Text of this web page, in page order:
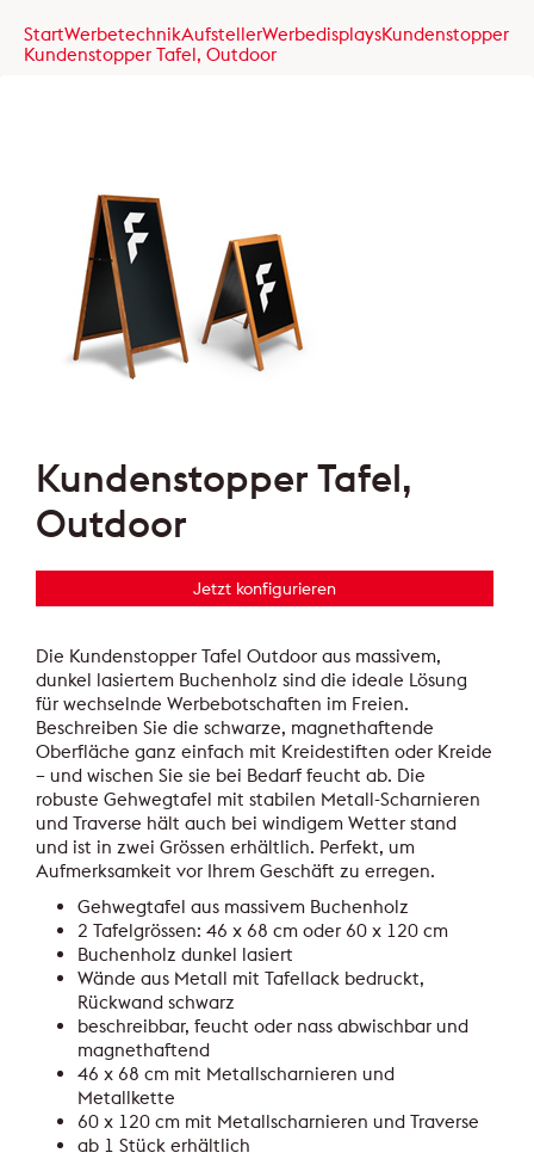
StartWerbetechnikAufstellerWerbedisplaysKundenstopper
Kundenstopper Tafel, Outdoor
Kundenstopper Tafel,
Outdoor
Jetzt konfigurieren
Die Kundenstopper Tafel Outdoor aus massivem,
dunkel lasiertem Buchenholz sind die ideale Lösung
für wechselnde Werbebotschaften im Freien.
Beschreiben Sie die schwarze, magnethaftende
Oberfläche ganz einfach mit Kreidestiften oder Kreide
– und wischen Sie sie bei Bedarf feucht ab. Die
robuste Gehwegtafel mit stabilen Metall-Scharnieren
und Traverse hält auch bei windigem Wetter stand
und ist in zwei Grössen erhältlich. Perfekt, um
Aufmerksamkeit vor Ihrem Geschäft zu erregen.
Gehwegtafel aus massivem Buchenholz
2 Tafelgrössen: 46 x 68 cm oder 60 x 120 cm
Buchenholz dunkel lasiert
Wände aus Metall mit Tafellack bedruckt,
Rückwand schwarz
beschreibbar, feucht oder nass abwischbar und
magnethaftend
46 x 68 cm mit Metallscharnieren und
Metallkette
60 x 120 cm mit Metallscharnieren und Traverse
ab 1 Stück erhältlich